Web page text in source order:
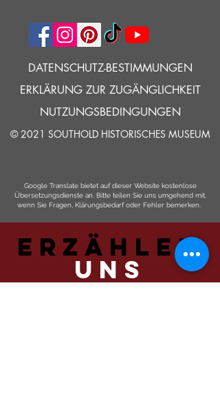
DATENSCHUTZ-BESTIMMUNGEN
ERKLÄRUNG ZUR ZUGÄNGLICHKEIT
NUTZUNGSBEDINGUNGEN
© 2021 SOUTHOLD HISTORISCHES MUSEUM
Google Translate bietet auf dieser Website kostenlose
Übersetzungsdienste an. Bitte teilen Sie uns umgehend mit,
wenn Sie Fragen, Klärungsbedarf oder Fehler bemerken.
ERZÄHLEN
UNS